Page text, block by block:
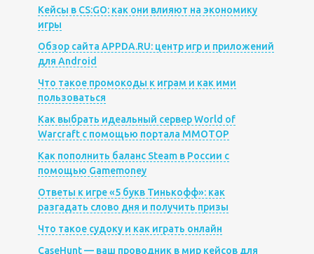
Кейсы в CS:GO: как они влияют на экономику
игры
Обзор сайта APPDA.RU: центр игр и приложений
для Android
Что такое промокоды к играм и как ими
пользоваться
Как выбрать идеальный сервер World of
Warcraft с помощью портала MMOTOP
Как пополнить баланс Steam в России с
помощью Gamemoney
Ответы к игре «5 букв Тинькофф»: как
разгадать слово дня и получить призы
Что такое судоку и как играть онлайн
CaseHunt — ваш проводник в мир кейсов для